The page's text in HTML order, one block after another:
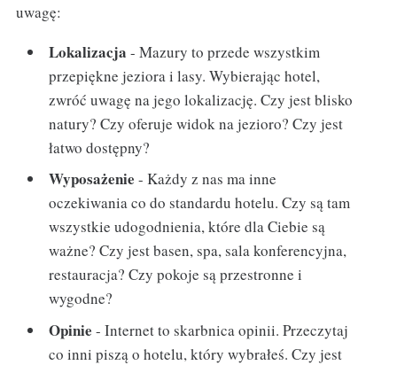
uwagę:
Lokalizacja - Mazury to przede wszystkim
przepiękne jeziora i lasy. Wybierając hotel,
zwróć uwagę na jego lokalizację. Czy jest blisko
natury? Czy oferuje widok na jezioro? Czy jest
łatwo dostępny?
Wyposażenie - Każdy z nas ma inne
oczekiwania co do standardu hotelu. Czy są tam
wszystkie udogodnienia, które dla Ciebie są
ważne? Czy jest basen, spa, sala konferencyjna,
restauracja? Czy pokoje są przestronne i
wygodne?
Opinie - Internet to skarbnica opinii. Przeczytaj
co inni piszą o hotelu, który wybrałeś. Czy jest